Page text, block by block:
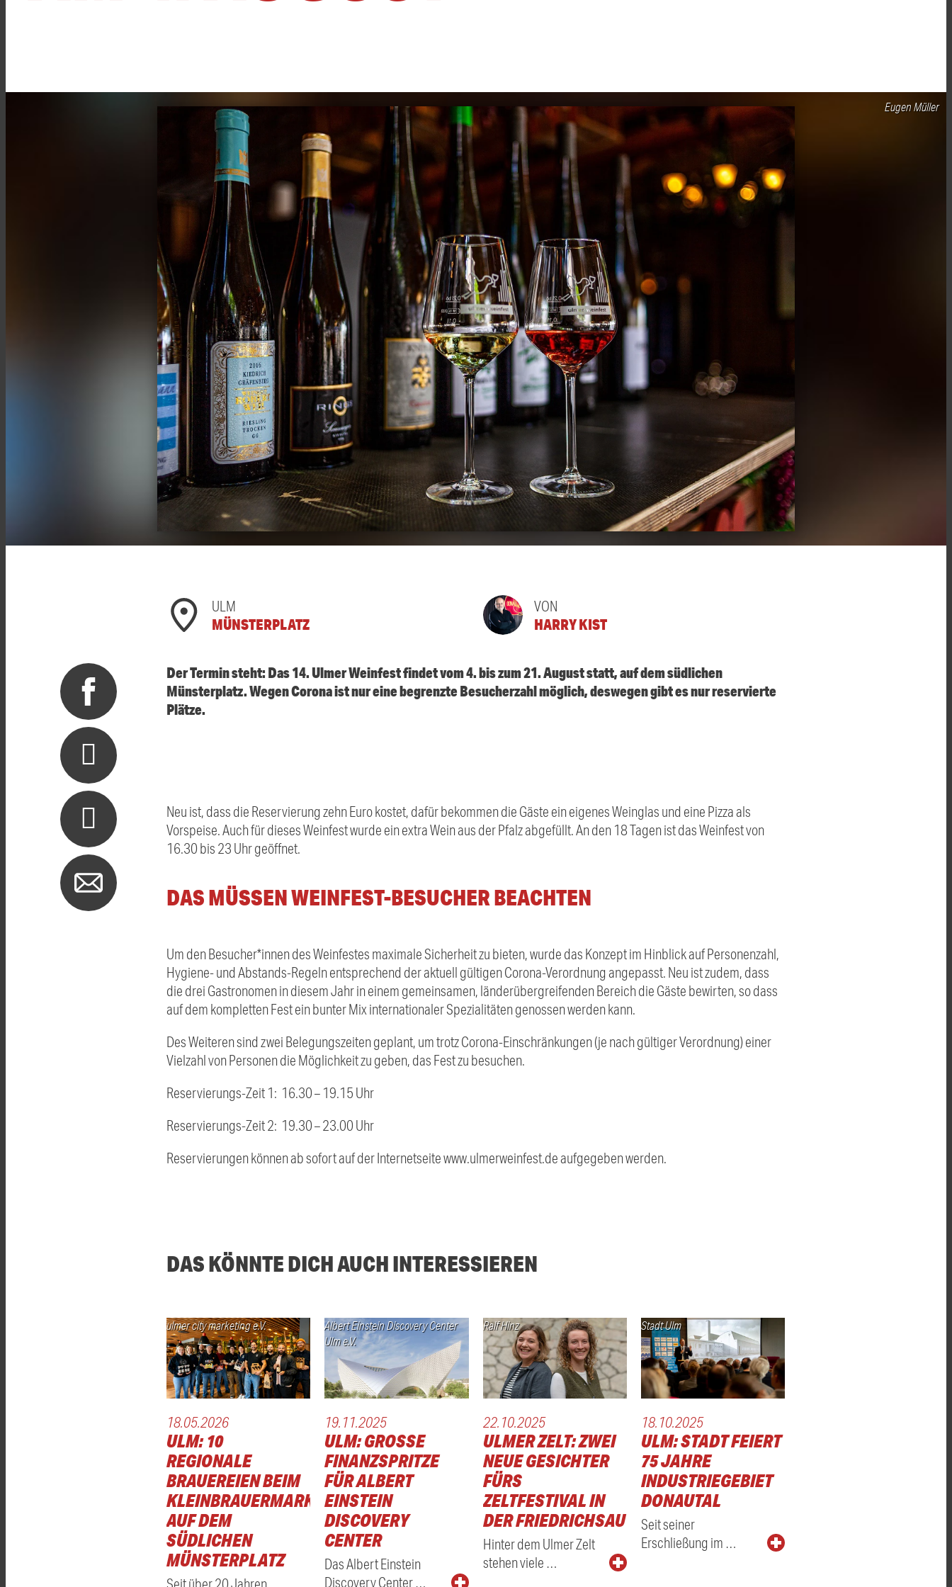
Eugen Müller
ULM
MÜNSTERPLATZ
VON
HARRY KIST
Der Termin steht: Das 14. Ulmer Weinfest findet vom 4. bis zum 21. August statt, auf dem südlichen
Münsterplatz. Wegen Corona ist nur eine begrenzte Besucherzahl möglich, deswegen gibt es nur reservierte
Plätze.
Neu ist, dass die Reservierung zehn Euro kostet, dafür bekommen die Gäste ein eigenes Weinglas und eine Pizza als
Vorspeise. Auch für dieses Weinfest wurde ein extra Wein aus der Pfalz abgefüllt. An den 18 Tagen ist das Weinfest von
16.30 bis 23 Uhr geöffnet.
DAS MÜSSEN WEINFEST-BESUCHER BEACHTEN
Um den Besucher*innen des Weinfestes maximale Sicherheit zu bieten, wurde das Konzept im Hinblick auf Personenzahl,
Hygiene- und Abstands-Regeln entsprechend der aktuell gültigen Corona-Verordnung angepasst. Neu ist zudem, dass
die drei Gastronomen in diesem Jahr in einem gemeinsamen, länderübergreifenden Bereich die Gäste bewirten, so dass
auf dem kompletten Fest ein bunter Mix internationaler Spezialitäten genossen werden kann.
Des Weiteren sind zwei Belegungszeiten geplant, um trotz Corona-Einschränkungen (je nach gültiger Verordnung) einer
Vielzahl von Personen die Möglichkeit zu geben, das Fest zu besuchen.
Reservierungs-Zeit 1: 16.30 – 19.15 Uhr
Reservierungs-Zeit 2: 19.30 – 23.00 Uhr
Reservierungen können ab sofort auf der Internetseite www.ulmerweinfest.de aufgegeben werden.
DAS KÖNNTE DICH AUCH INTERESSIEREN
ulmer city marketing e.V.
18.05.2026
ULM: 10
REGIONALE
BRAUEREIEN BEIM
KLEINBRAUERMARKT
AUF DEM
SÜDLICHEN
MÜNSTERPLATZ
Albert Einstein Discovery Center
Ulm e.V.
19.11.2025
ULM: GROSSE F
INANZSPRITZE F
ÜR ALBERT E
INSTEIN D
ISCOVERY C
ENTER
Das Albert Einstein
Discovery Center …
Ralf Hinz
22.10.2025
ULMER ZELT: ZWEI
NEUE GESICHTER
FÜRS
ZELTFESTIVAL IN
DER FRIEDRICHSAU
Hinter dem Ulmer Zelt
stehen viele …
Stadt Ulm
18.10.2025
ULM: STADT FEIERT
75 JAHRE
INDUSTRIEGEBIET
DONAUTAL
Seit seiner
Erschließung im …